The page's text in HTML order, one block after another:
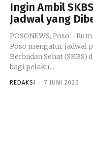
Ingin Ambil
Jadwal yang
POSONEWS, Poso -
Poso mengatur jadwal
Berbadan Sehat (SKBS)
bagi pelaku...
REDAKSI - 7 JUNI 2020